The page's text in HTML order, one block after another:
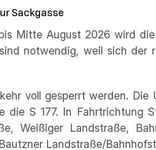
Sackgasse
Mitte August 2026 wird
notwendig, weil sich
voll gesperrt werden.
S 177. In Fahrtrichtung
Weißiger Landstraße,
Landstraße/